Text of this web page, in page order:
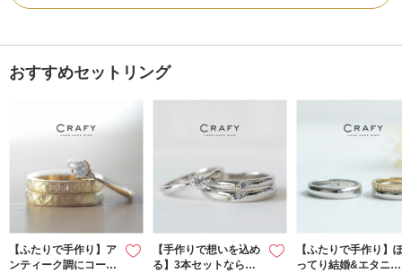
おすすめセットリング
【ふたりで手作り】ア
ンティーク調にコーデ
【手作りで想いを込め
る】3本セットなら誕
【ふたりで手作り】
ってり結婚&エタニテ